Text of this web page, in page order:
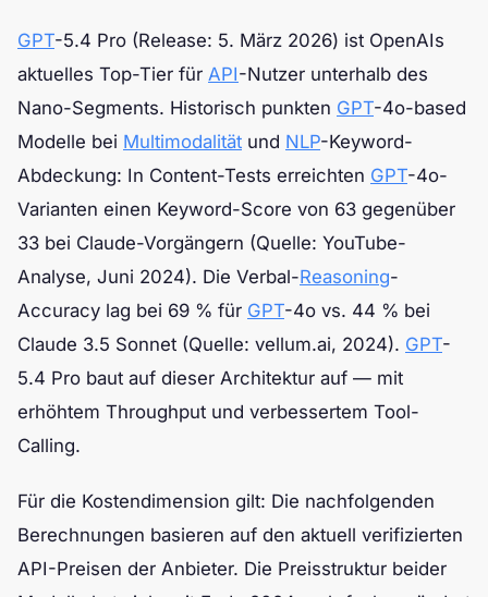
GPT-5.4 Pro (Release: 5. März 2026) ist OpenAIs
aktuelles Top-Tier für API-Nutzer unterhalb des
Nano-Segments. Historisch punkten GPT-4o-based
Modelle bei Multimodalität und NLP-Keyword-
Abdeckung: In Content-Tests erreichten GPT-4o-
Varianten einen Keyword-Score von 63 gegenüber
33 bei Claude-Vorgängern (Quelle: YouTube-
Analyse, Juni 2024). Die Verbal-Reasoning-
Accuracy lag bei 69 % für GPT-4o vs. 44 % bei
Claude 3.5 Sonnet (Quelle: vellum.ai, 2024). GPT-
5.4 Pro baut auf dieser Architektur auf — mit
erhöhtem Throughput und verbessertem Tool-
Calling.
Für die Kostendimension gilt: Die nachfolgenden
Berechnungen basieren auf den aktuell verifizierten
API-Preisen der Anbieter. Die Preisstruktur beider